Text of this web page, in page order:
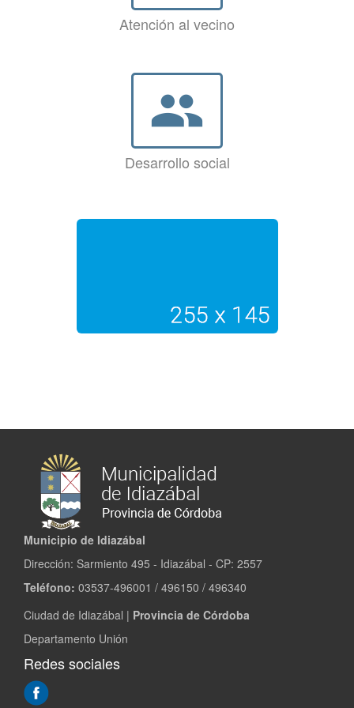
Atención al vecino
group
Desarrollo social
Municipio de Idiazábal
Dirección: Sarmiento 495 - Idiazábal - CP: 2557
Teléfono: 03537-496001 / 496150 / 496340
Ciudad de Idiazábal | Provincia de Córdoba
Departamento Unión
Redes sociales